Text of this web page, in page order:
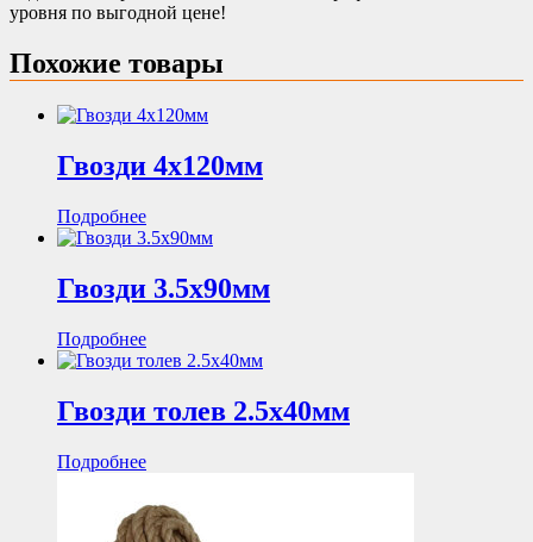
уровня по выгодной цене!
Похожие товары
Гвозди 4х120мм
Подробнее
Гвозди 3.5х90мм
Подробнее
Гвозди толев 2.5х40мм
Подробнее